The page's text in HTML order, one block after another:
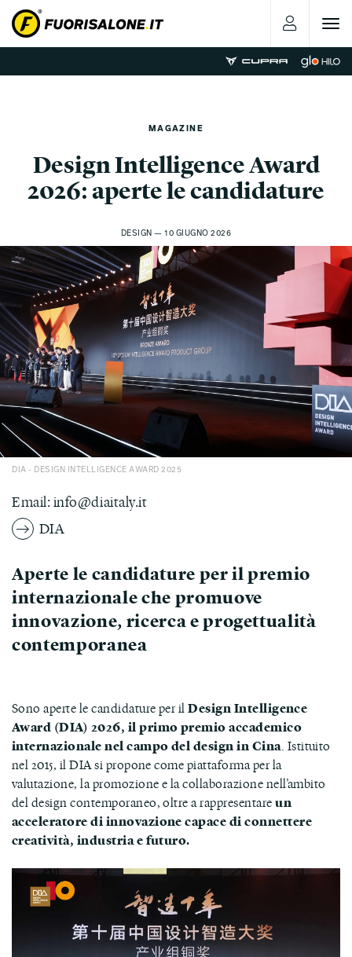
Toggle
MAGAZINE
Design Intelligence Award
2026: aperte le candidature
DESIGN — 10 GIUGNO 2026
DIA - DESIGN INTELLIGENCE AWARD 2025
Email: info@diaitaly.it
DIA
Aperte le candidature per il premio
internazionale che promuove
innovazione, ricerca e progettualità
contemporanea
Sono aperte le candidature per ilDesign Intelligence
Award (DIA) 2026, il primo premio accademico
internazionale nel campo del design in Cina. Istituito
nel 2015, il DIA si propone come piattaforma per la
valutazione, la promozione e la collaborazione nell’ambito
del design contemporaneo, oltre a rappresentareun
acceleratore di innovazione capace di connettere
creatività, industria e futuro.